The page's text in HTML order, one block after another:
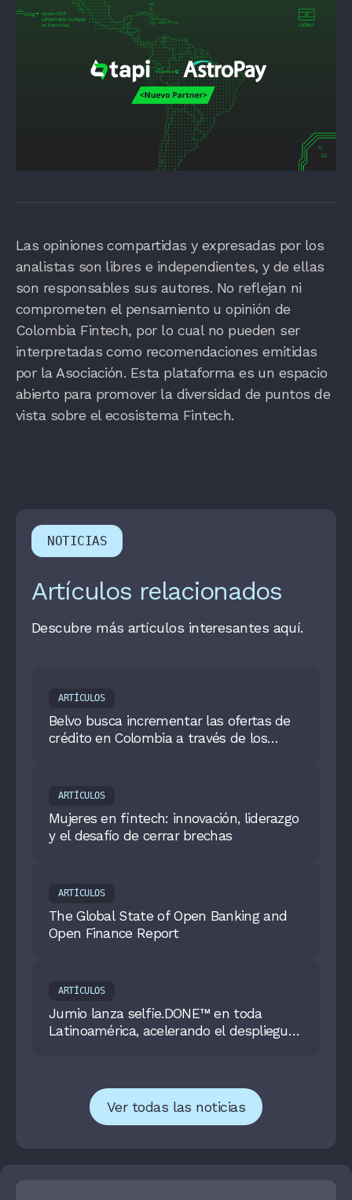
Las opiniones compartidas y expresadas por los
analistas son libres e independientes, y de ellas
son responsables sus autores. No reflejan ni
comprometen el pensamiento u opinión de
Colombia Fintech, por lo cual no pueden ser
interpretadas como recomendaciones emitidas
por la Asociación. Esta plataforma es un espacio
abierto para promover la diversidad de puntos de
vista sobre el ecosistema Fintech.
NOTICIAS
Artículos relacionados
Descubre más artículos interesantes aquí.
ARTÍCULOS
Belvo busca incrementar las ofertas de
crédito en Colombia a través de los
ARTÍCULOS
Mujeres en fintech: innovación, liderazgo
y el desafío de cerrar brechas
ARTÍCULOS
The Global State of Open Banking and
Open Finance Report
ARTÍCULOS
Jumio lanza selfie.DONE™ en toda
Latinoamérica, acelerando el despliegue
Ver todas las noticias